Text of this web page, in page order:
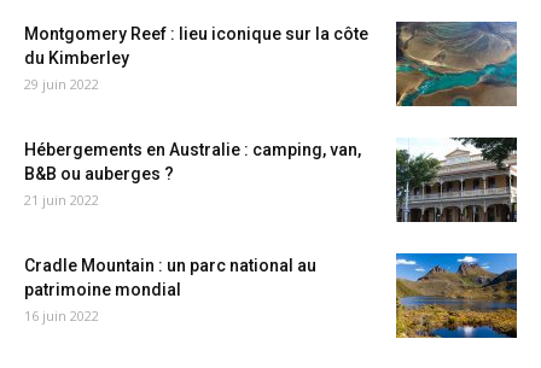
Montgomery Reef : lieu iconique sur la côte
du Kimberley
29 juin 2022
Hébergements en Australie : camping, van,
B&B ou auberges ?
21 juin 2022
Cradle Mountain : un parc national au
patrimoine mondial
16 juin 2022